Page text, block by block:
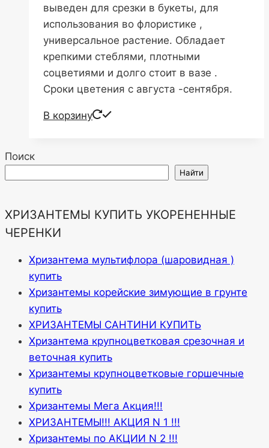
выведен для срезки в букеты, для
использования во флористике ,
универсальное растение. Обладает
крепкими стеблями, плотными
соцветиями и долго стоит в вазе .
Сроки цветения с августа -сентября.
В корзину
Поиск
Найти
ХРИЗАНТЕМЫ КУПИТЬ УКОРЕНЕННЫЕ
ЧЕРЕНКИ
Хризантема мультифлора (шаровидная )
купить
Хризантемы корейские зимующие в грунте
купить
ХРИЗАНТЕМЫ САНТИНИ КУПИТЬ
Хризантема крупноцветковая срезочная и
веточная купить
Хризантемы крупноцветковые горшечные
купить
Хризантемы Мега Акция!!!
ХРИЗАНТЕМЫ!!! АКЦИЯ N 1 !!!
Хризантемы по АКЦИИ N 2 !!!